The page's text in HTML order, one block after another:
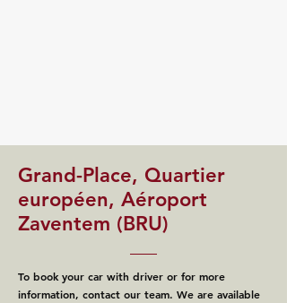
Grand-Place, Quartier
européen, Aéroport
Zaventem (BRU)
To book your car with driver or for more
information, contact our team. We are available